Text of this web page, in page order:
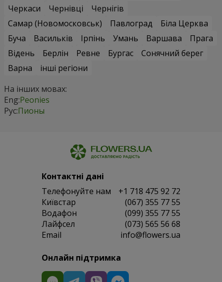
Черкаси
Чернівці
Чернігів
Самар (Новомосковськ)
Павлоград
Біла Церква
Буча
Васильків Ірпінь Умань Варшава
Прага
Відень
Берлін Ревне Бургас
Сонячний берег
Варна
інші регіони
На інших мовах:
Eng:Peonies
Рус:Пионы
Контактні дані
Телефонуйте нам
+1 718 475 92 72
Київстар
(067) 355 77 55
Водафон
(099) 355 77 55
Лайфсел
(073) 565 56 68
Email
info@flowers.ua
Онлайн підтримка